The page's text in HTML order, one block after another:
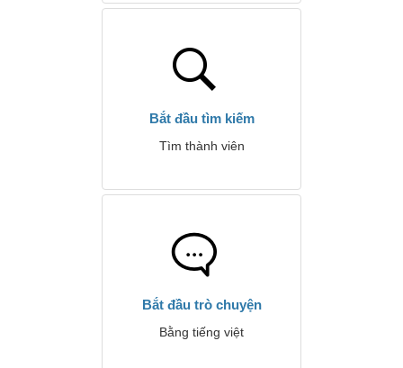
Bắt đầu tìm kiếm
Tìm thành viên
Bắt đầu trò chuyện
Bằng tiếng việt